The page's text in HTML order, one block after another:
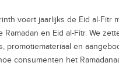
voert jaarlijks de Eid al-
Ramadan en Eid al-Fitr. We
promotiemateriaal en
consumenten het